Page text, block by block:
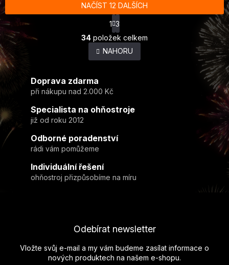
O
v
l
á
p
k
p
NAČÍST 12 DALŠÍCH
S
t
r
á
n
k
1 3
34 položek celkem
NAHORU
Doprava zdarma
při nákupu nad 2.000 Kč
Specialista na ohňostroje
již od roku 2012
Odborné poradenství
rádi vám pomůžeme
Individuální řešení
ohňostroj přizpůsobíme na míru
Odebírat newsletter
Vložte svůj e-mail a my vám budeme zasílat informace o
nových produktech na našem e-shopu.